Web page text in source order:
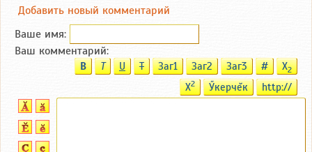
Добавить новый комментарий
Ваше имя:
Ваш комментарий:
B T U T Заг1 Заг2 Заг3 # X2
X2 Ӳкерчĕк http://